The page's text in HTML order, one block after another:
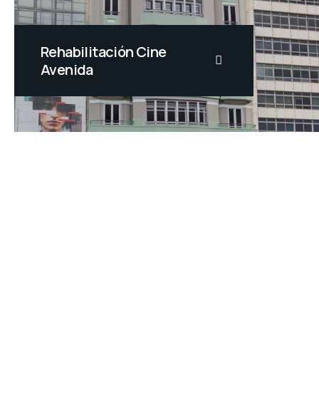
Rehabilitación Cine
Avenida
imagen de la oficina Abanca
en la Calle Ben